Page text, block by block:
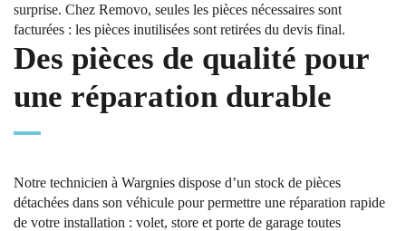
surprise. Chez Removo, seules les pièces nécessaires sont
facturées : les pièces inutilisées sont retirées du devis final.
Des pièces de qualité pour
une réparation durable
Notre technicien à Wargnies dispose d’un stock de pièces
détachées dans son véhicule pour permettre une réparation rapide
de votre installation : volet, store et porte de garage toutes